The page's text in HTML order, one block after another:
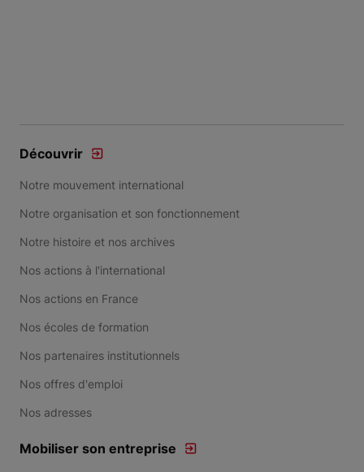
Découvrir
Notre mouvement international
Notre organisation et son fonctionnement
Notre histoire et nos archives
Nos actions à l'international
Nos actions en France
Nos écoles de formation
Nos partenaires institutionnels
Nos offres d'emploi
Nos adresses
Mobiliser son entreprise